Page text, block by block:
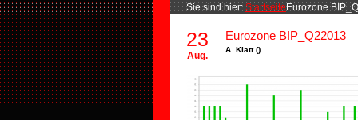
Sie sind hier: StartseiteEurozone
23
Aug.
Eurozone BIP_Q22013
A. Klatt ()